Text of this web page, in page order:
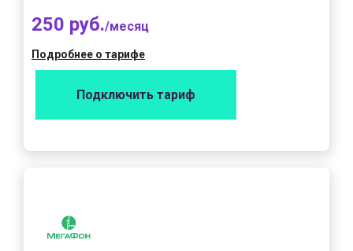
250 руб./месяц
Подробнее о тарифе
Подключить тариф